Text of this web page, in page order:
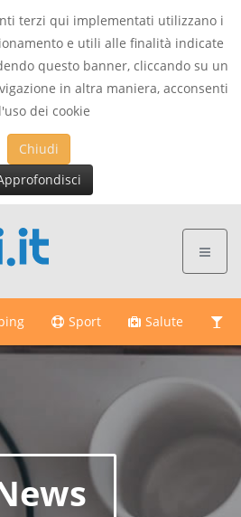
terzi qui implementati utilizzano i
e utili alle finalità indicate
questo banner, cliccando su un
in altra maniera, acconsenti
dei cookie
Chiudi
Sport Salute